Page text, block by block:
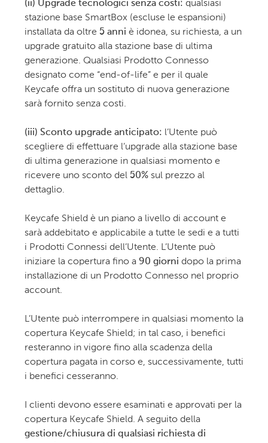
(ii) Upgrade tecnologici senza costi: qualsiasi
stazione base SmartBox (escluse le espansioni)
installata da oltre 5 anni è idonea, su richiesta, a un
upgrade gratuito alla stazione base di ultima
generazione. Qualsiasi Prodotto Connesso
designato come “end-of-life” e per il quale
Keycafe offra un sostituto di nuova generazione
sarà fornito senza costi.
(iii) Sconto upgrade anticipato: l’Utente può
scegliere di effettuare l’upgrade alla stazione base
di ultima generazione in qualsiasi momento e
ricevere uno sconto del 50% sul prezzo al
dettaglio.
Keycafe Shield è un piano a livello di account e
sarà addebitato e applicabile a tutte le sedi e a tutti
i Prodotti Connessi dell’Utente. L’Utente può
iniziare la copertura fino a 90 giorni dopo la prima
installazione di un Prodotto Connesso nel proprio
account.
L’Utente può interrompere in qualsiasi momento la
copertura Keycafe Shield; in tal caso, i benefici
resteranno in vigore fino alla scadenza della
copertura pagata in corso e, successivamente, tutti
i benefici cesseranno.
I clienti devono essere esaminati e approvati per la
copertura Keycafe Shield. A seguito della
gestione/chiusura di qualsiasi richiesta di